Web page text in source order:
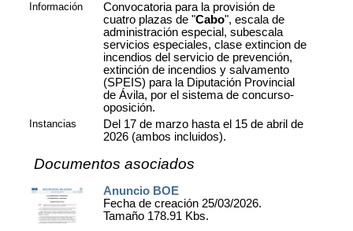
Información
Convocatoria para la provisión de
cuatro plazas de "Cabo", escala de
administración especial, subescala
servicios especiales, clase extincion de
incendios del servicio de prevención,
extinción de incendios y salvamento
(SPEIS) para la Diputación Provincial
de Ávila, por el sistema de concurso-
oposición.
Instancias
Del 17 de marzo hasta el 15 de abril de
2026 (ambos incluidos).
Documentos asociados
Anuncio BOE
Fecha de creación 25/03/2026.
Tamaño 178.91 Kbs.